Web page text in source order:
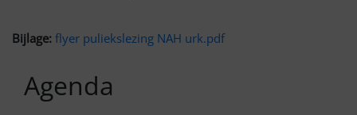
Bijlage: flyer puliekslezing NAH urk.pdf
Agenda